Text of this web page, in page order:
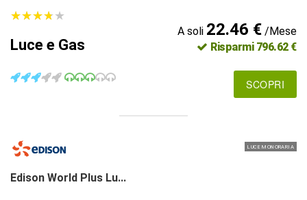
★★★★★
★★★★★
Luce e Gas
A soli 22.46 €/Mese
Risparmi 796.62 €
SCOPRI
LUCE MONORARIA
Edison World Plus Lu...